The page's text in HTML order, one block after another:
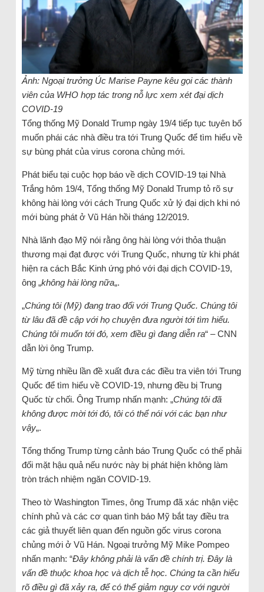
Ảnh: Ngoại trưởng Úc Marise Payne kêu gọi các thành
viên của WHO hợp tác trong nỗ lực xem xét đại dịch
COVID-19
Tổng thống Mỹ Donald Trump ngày 19/4 tiếp tục tuyên bố
muốn phái các nhà điều tra tới Trung Quốc để tìm hiểu về
sự bùng phát của virus corona chủng mới.
Phát biểu tại cuộc họp báo về dịch COVID-19 tại Nhà
Trắng hôm 19/4, Tổng thống Mỹ Donald Trump tỏ rõ sự
không hài lòng với cách Trung Quốc xử lý đại dịch khi nó
mới bùng phát ở Vũ Hán hồi tháng 12/2019.
Nhà lãnh đạo Mỹ nói rằng ông hài lòng với thỏa thuận
thương mại đạt được với Trung Quốc, nhưng từ khi phát
hiện ra cách Bắc Kinh ứng phó với đại dịch COVID-19,
ông „không hài lòng nữa„.
„Chúng tôi (Mỹ) đang trao đổi với Trung Quốc. Chúng tôi
từ lâu đã đề cập với họ chuyện đưa người tới tìm hiểu.
Chúng tôi muốn tới đó, xem điều gì đang diễn ra“ – CNN
dẫn lời ông Trump.
Mỹ từng nhiều lần đề xuất đưa các điều tra viên tới Trung
Quốc để tìm hiểu về COVID-19, nhưng đều bị Trung
Quốc từ chối. Ông Trump nhấn mạnh: „Chúng tôi đã
không được mời tới đó, tôi có thể nói với các bạn như
vậy„.
Tổng thống Trump từng cảnh báo Trung Quốc có thể phải
đối mặt hậu quả nếu nước này bị phát hiện không làm
tròn trách nhiệm ngăn COVID-19.
Theo tờ Washington Times, ông Trump đã xác nhận việc
chính phủ và các cơ quan tình báo Mỹ bắt tay điều tra
các giả thuyết liên quan đến nguồn gốc virus corona
chủng mới ở Vũ Hán. Ngoại trưởng Mỹ Mike Pompeo
nhấn mạnh: “Đây không phải là vấn đề chính trị. Đây là
vấn đề thuộc khoa học và dịch tễ học. Chúng ta cần hiểu
rõ điều gì đã xảy ra, để có thể giảm nguy cơ với người